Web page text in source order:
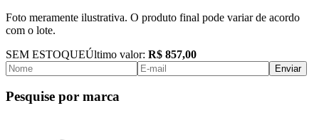
Foto meramente ilustrativa. O produto final pode variar de acordo
com o lote.
SEM ESTOQUEÚltimo valor: R$ 857,00
Enviar
Pesquise por marca